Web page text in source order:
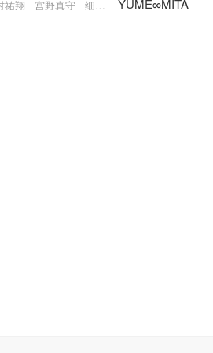
杣昌纪
祐翔 宫野真守 细谷佳正 诸星堇 小野
YUME∞MITA
蜜蜂穗香 坂田将吾 坂泰斗 广濑有纪